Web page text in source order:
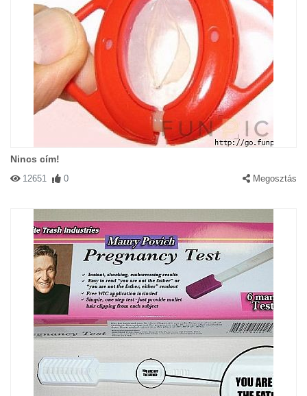
Nincs cím!
12651 0 Megosztás